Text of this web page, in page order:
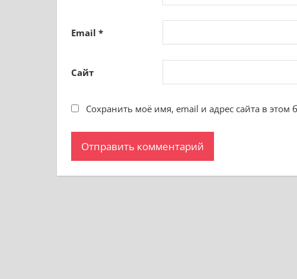
Email *
Сайт
Сохранить моё имя, email и адрес сайта в